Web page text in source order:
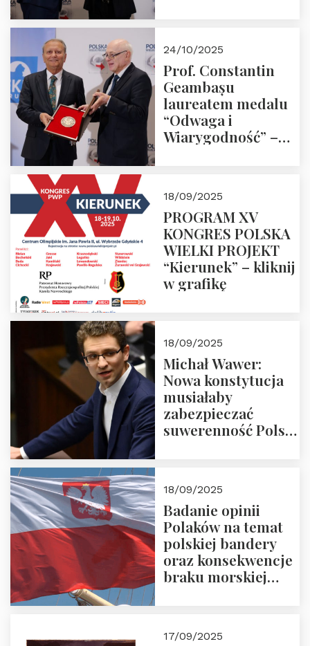
24/10/2025
Prof. Constantin
Geambașu
laureatem medalu
“Odwaga i
Wiarygodność” –
18/09/2025
PROGRAM XV
KONGRES POLSKA
WIELKI PROJEKT
“Kierunek” – kliknij
w grafikę
18/09/2025
Michał Wawer:
Nowa konstytucja
musiałaby
zabezpieczać
suwerenność Polski
18/09/2025
Badanie opinii
Polaków na temat
polskiej bandery
oraz konsekwencje
braku morskiej
17/09/2025